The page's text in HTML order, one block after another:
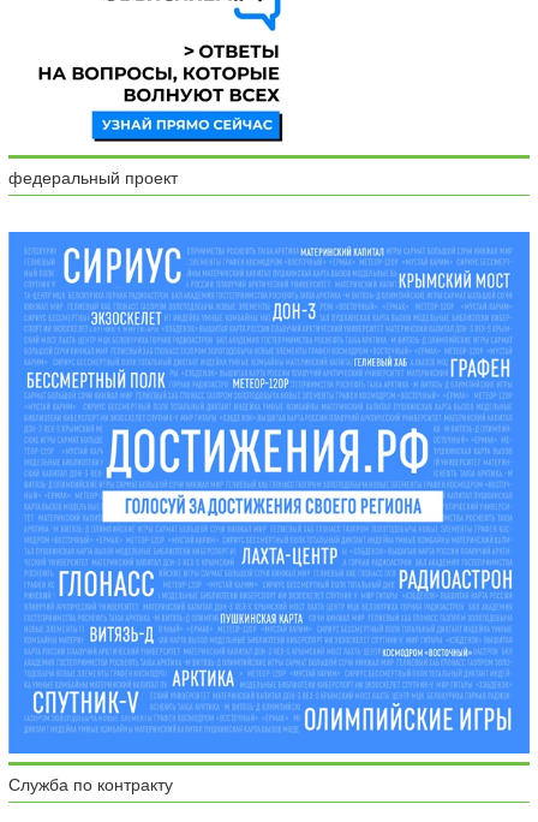
федеральный проект
Служба по контракту